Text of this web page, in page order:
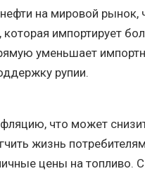
на мировой рынок,
импортирует
уменьшает
рупии.
что может
жизнь
цены на топливо.